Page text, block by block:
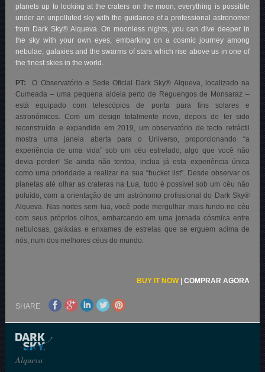
planets up to looking at the craters on the moon, everything is possible
under an unpolluted sky with the guidance of a professional astronomer
from Dark Sky® Alqueva. On moonless nights, you can dive deeper in
the sky with your own eyes, embarking on a cosmic journey among
nebulae, galaxies and the swarms of stars which rise above us in one of
the finest skies in the world.
PT:
O Observatório e Sede Oficial Dark Sky® Alqueva, localizado na
Cumeada – uma pequena aldeia perto de Reguengos de Monsaraz –
está equipado com telescópios de ponta para fins solares e
astronómicos. Com um design totalmente novo, depois de ter sido
reconstruído e expandido em 2019, um observatório de tecto retráctil
mostra uma janela aberta para o Universo, proporcionando “a
experiência de uma vida” sob um céu estrelado, algo que você não
devia perder! Se ainda não tentou, inclua já esta experiência única
como uma prioridade a realizar na sua “bucket list”. Desde observar os
planetas até olhar as crateras na Lua, tudo é possível sob um céu não
poluído, com a orientação de um astrónomo profissional do Dark Sky®
Alqueva. Nas noites sem lua, você pode mergulhar mais fundo no céu
com seus próprios olhos, embarcando em uma jornada cósmica entre
nebulosas, galáxias e enxames de estrelas que se erguem acima de
nós, num dos melhores céus do mundo.
BUY IT NOW| COMPRAR AGORA
SHARE
Alqueva